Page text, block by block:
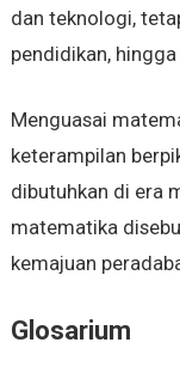
dan teknologi,
pendidikan,
Menguasai
keterampilan
dibutuhkan di era
matematika
kemajuan
Glosarium